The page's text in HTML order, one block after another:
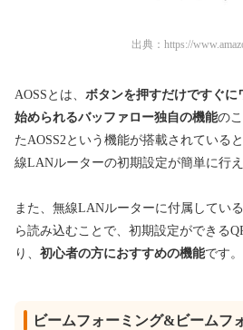
出典： https://
AOSSとは、 ボタンを押すだけですぐ
始められるバッファロー独自の機能の
たAOSS2という機能が搭載されている
線LANルーターの初期設定が簡単に行え
また、無線LANルーターに付属してい
ら読み込むことで、初期設定ができる
り、 初心者の方におすすめの機能です。
ビームフォーミング&ビームフ